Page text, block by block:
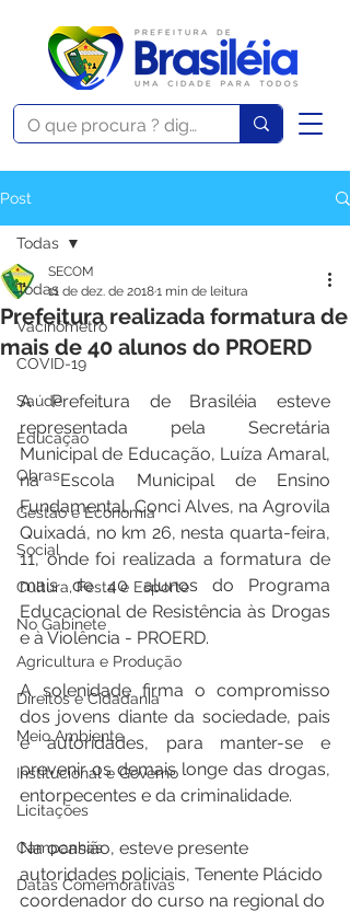
Post
Todas
Vacinômetro
COVID-19
Saúde
Educação
Obras
Gestão e Economia
Social
Cultura, Festa e Esporte
No Gabinete
Agricultura e Produção
Direitos e Cidadania
Meio Ambiente
Institucional e Governo
Licitações
Campanhas
Datas Comemorativas
Todas
Prefeitura realizada formatura de
mais de 40 alunos do PROERD
SECOM
11 de dez. de 20181 min de leitura
A Prefeitura de Brasiléia esteve
representada pela Secretária
Municipal de Educação, Luíza Amaral,
na Escola Municipal de Ensino
Fundamental, Conci Alves, na Agrovila
Quixadá, no km 26, nesta quarta-feira,
11, onde foi realizada a formatura de
mais de 40 alunos do Programa
Educacional de Resistência às Drogas
e à Violência - PROERD.
A solenidade firma o compromisso
dos jovens diante da sociedade, pais
e autoridades, para manter-se e
prevenir os demais longe das drogas,
entorpecentes e da criminalidade.
Na ocasião, esteve presente
autoridades policiais, Tenente Plácido
coordenador do curso na regional do